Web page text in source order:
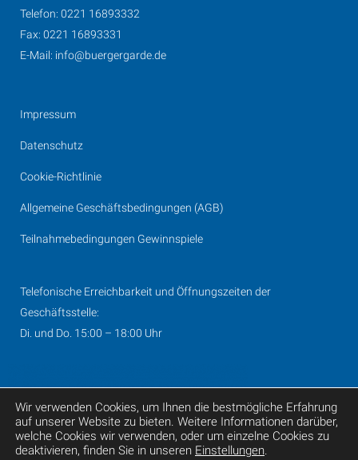
Telefon: 0221 16893332
Fax: 0221 16893331
E-Mail: info@buergergarde.de
Impressum
Datenschutz
Cookie-Richtlinie
Allgemeine Geschäftsbedingungen (AGB)
Teilnahmebedingungen Gewinnspiele
Telefonische Erreichbarkeit und Öffnungszeiten der
Geschäftsstelle:
Di. und Do. 15:00 – 18:00 Uhr
© 2019 I-D Media AG
Wir verwenden Cookies, um Ihnen die bestmögliche Erfahrung
auf unserer Website zu bieten. Weitere Informationen darüber,
welche Cookies wir verwenden, oder um einzelne Cookies zu
deaktivieren, finden Sie in unseren Einstellungen.